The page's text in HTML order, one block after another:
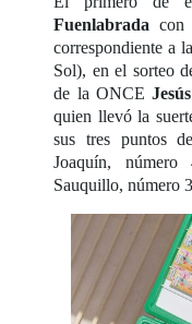
Fuenlabradacon
correspondiente a
Sol), en el sorteo
de la ONCE
quien llevó la
sus tres puntos
Joaquín,
Sauquillo, número